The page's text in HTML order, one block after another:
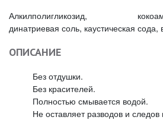
Алкилполигликозид,
динатриевая соль, каустическая
ОПИСАНИЕ
Без отдушки.
Без красителей.
Полностью смывается водой.
Не оставляет разводов и следов